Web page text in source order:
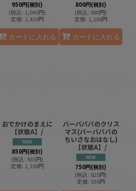
950円(税別)
(税込: 1,045円)
定価: 1,430円
カートに入れる
800円(税別)
(税込: 880円)
定価: 1,100円
カートに入れる
おでかけのまえに
【状態A】/
850円(税別)
(税込: 935円)
定価: 1,100円
バーバパパのクリス
マス(バーバパパの
ちいさなおはなし)
【状態A】/
750円(税別)
(税込: 825円)
定価: 936円